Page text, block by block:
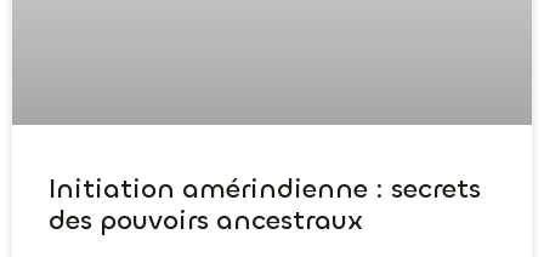
Initiation amérindienne : secrets
des pouvoirs ancestraux